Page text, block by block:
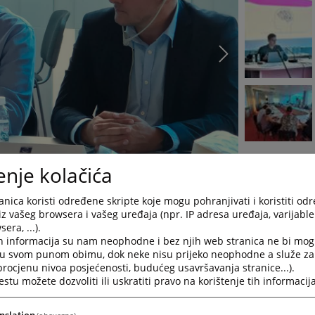
skup u organizaciji Vijeća Evrope pod nazivom „Korištenje
“. Skup je bio namijenjen sudijama odjeljenja sudske prakse i
a istom su prisustvovali predstavnici VSTV-a BiH i sudova
suda u Banja Luci i Kantonalnog suda u Sarajevu.
suda u Francuskoj u uvođenju vještačke inteligencije, koji je
predstavio gospodin Amaury Fouret, stručnjak za obradu
kolačića
koristi određene skripte koje mogu pohranjivati i koristiti
vašeg browsera i vašeg uređaja (npr. IP adresa uređaja,
...).
informacija su nam neophodne i bez njih web stranica ne bi
svom punom obimu, dok neke nisu prijeko neophodne a služe
nivoa posjećenosti, budućeg usavršavanja stranice...).
možete dozvoliti ili uskratiti pravo na korištenje tih